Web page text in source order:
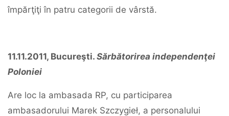
împărţiţi în patru categorii de vârstă.
11.11.2011, Bucureşti. Sărbătorirea independenţei
Poloniei
Are loc la ambasada RP, cu participarea
ambasadorului Marek Szczygieł, a personalului